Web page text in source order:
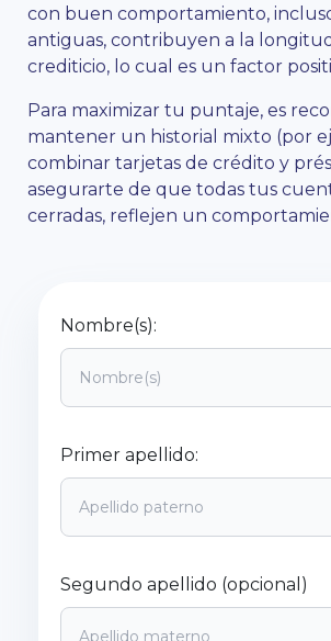
con buen comportamiento,
antiguas, contribuyen a la
crediticio, lo cual es un factor
Para maximizar tu puntaje, es
mantener un historial mixto (por
combinar tarjetas de crédito y
asegurarte de que todas tus
cerradas, reflejen un
Nombre(s):
Primer apellido:
Segundo apellido (opcional)